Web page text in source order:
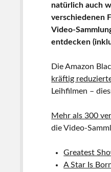
natürlich auch
verschiedenen
Video-
entdecken
Die Amazon
kräftig
Leihfilmen –
Mehr als 300
die Video-
Greatest
A Star Is